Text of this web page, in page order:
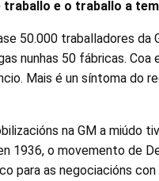
e o traballo a
50.000 traballadores
nunhas 50 fábricas.
Mais é un síntoma do
na GM a miúdo
1936, o movemento de
para as negociacións